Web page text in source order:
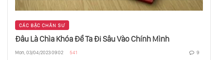
CÁC BẬC CHÂN SƯ
Đâu Là Chìa Khóa Để Ta Đi Sâu Vào Chính Mình
Mon, 03/04/2023 09:02 541 9